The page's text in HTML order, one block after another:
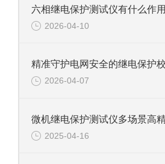
六相继电保护测试仪有什么作用
2026-04-10
2026-04-07
2025-04-16